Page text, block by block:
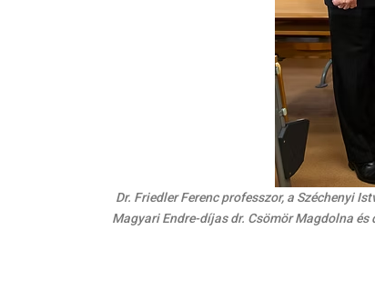
Dr. Friedler Ferenc professzor, a Széchenyi
Magyari Endre-díjas dr. Csömör Magdolna